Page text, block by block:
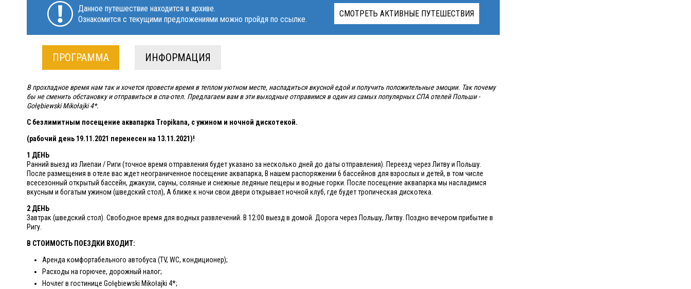
СМОТРЕТЬ АКТИВНЫЕ ПУТЕШЕСТВИЯ
Данное путешествие находится в архиве.
Ознакомится с текущими предложениями можно пройдя по ссылке.
ПРОГРАММА ИНФОРМАЦИЯ
В прохладное время​ нам так и хочется провести время в теплом уютном месте, насладиться вкусной едой и получить положительные эмоции. Так почему
бы не сменить обстановку и отправиться в спа-отел. Предлагаем вам в эти выходные отправимся в один из самых популярных СПА отелей Польши -
Gołębiewski Mikołajki 4*.
C безлимитным посещение аквапарка Tropikana, с ужином и ночной дискотекой.
(рабочий день 19.11.2021 перенесен на 13.11.2021)!
1 ДЕНЬ
Ранний выезд из Лиепаи / Риги (точное время отправления будет указано за несколько дней до даты отправления). Переезд через Литву и Польшу.
После размещения в отеле вас ждет неограниченное посещение аквапарка, В нашем распоряжении 6 бассейнов для взрослых и детей, в том числе
всесезонный открытый бассейн, джакузи, сауны, соляные и снежные ледяные пещеры и водные горки. После посещение аквапарка мы насладимся
вкусным и богатым ужином (шведский стол), А ближе к ночи свои двери открывает ночной клуб, где будет тропическая дискотека.
2 ДЕНЬ
Завтрак (шведский стол). Свободное время для водных развлечений. В 12:00 выезд в домой. Дорога через Польшу, Литву. Поздно вечером прибытие в
Ригу.
В СТОИМОСТЬ ПОЕЗДКИ ВХОДИТ:
Аренда комфортабельного автобуса (TV, WC, кондиционер);
Расходы на горючее, дорожный налог;
Ночлег в гостинице Gołębiewski Mikołajki 4*;